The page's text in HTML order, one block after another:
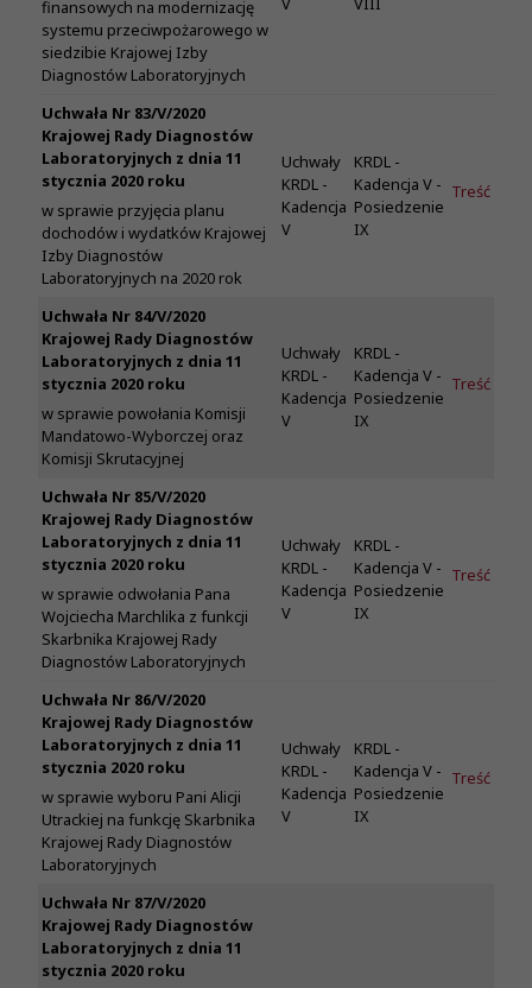
finansowych na modernizację
systemu przeciwpożarowego w
siedzibie Krajowej Izby
Diagnostów Laboratoryjnych
Uchwała Nr 83/V/2020
Krajowej Rady Diagnostów
Laboratoryjnych z dnia 11
stycznia 2020 roku
w sprawie przyjęcia planu
dochodów i wydatków Krajowej
Izby Diagnostów
Laboratoryjnych na 2020 rok
Uchwały
KRDL -
Kadencja
V
KRDL -
Kadencja V -
Posiedzenie
IX
Treść
Uchwała Nr 84/V/2020
Krajowej Rady Diagnostów
Laboratoryjnych z dnia 11
stycznia 2020 roku
w sprawie powołania Komisji
Mandatowo-Wyborczej oraz
Komisji Skrutacyjnej
Uchwały
KRDL -
Kadencja
V
KRDL -
Kadencja V -
Posiedzenie
IX
Treść
Uchwała Nr 85/V/2020
Krajowej Rady Diagnostów
Laboratoryjnych z dnia 11
stycznia 2020 roku
w sprawie odwołania Pana
Wojciecha Marchlika z funkcji
Skarbnika Krajowej Rady
Diagnostów Laboratoryjnych
Uchwały
KRDL -
Kadencja
V
KRDL -
Kadencja V -
Posiedzenie
IX
Treść
Uchwała Nr 86/V/2020
Krajowej Rady Diagnostów
Laboratoryjnych z dnia 11
stycznia 2020 roku
w sprawie wyboru Pani Alicji
Utrackiej na funkcję Skarbnika
Krajowej Rady Diagnostów
Laboratoryjnych
Uchwały
KRDL -
Kadencja
V
KRDL -
Kadencja V -
Posiedzenie
IX
Treść
Uchwała Nr 87/V/2020
Krajowej Rady Diagnostów
Laboratoryjnych z dnia 11
stycznia 2020 roku